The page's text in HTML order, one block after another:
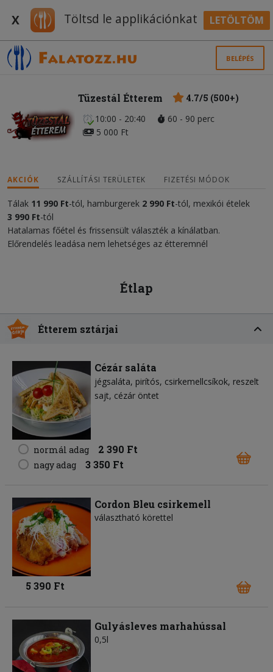
X Töltsd le applikációnkat LETÖLTÖM
BELÉPÉS
Tüzestál Étterem
4.7/5 (500+)
10:00 - 20:40
60 - 90 perc
5 000 Ft
AKCIÓK SZÁLLÍTÁSI TERÜLETEK FIZETÉSI MÓDOK
Tálak 11 990 Ft-tól, hamburgerek 2 990 Ft-tól, mexikói ételek
3 990 Ft-tól
Hatalamas főétel és frissensült választék a kínálatban.
Előrendelés leadása nem lehetséges az étteremnél
Étlap
Étterem sztárjai
Cézár saláta
jégsaláta pirítós csirkemellcsíkok reszelt
sajt cézár öntet
normál adag 2 390 Ft
nagy adag 3 350 Ft
Cordon Bleu csirkemell
választható körettel
5 390 Ft
Gulyásleves marhahússal
0,5l